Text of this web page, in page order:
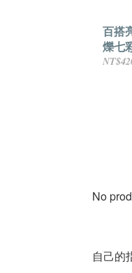
百搭
爍七
No
自己的